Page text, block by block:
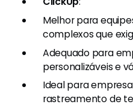
Melhor para
complexos que
Adequado para
personalizáveis e
Ideal para
rastreamento de